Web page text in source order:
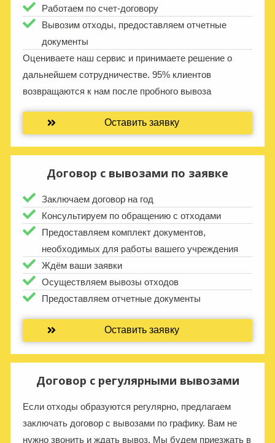
Работаем по счет-договору
Вывозим отходы, предоставляем отчетные
документы
Оцениваете наш сервис и принимаете решение о
дальнейшем сотрудничестве. 95% клиентов
возвращаются к нам после пробного вывоза
Оставить заявку
Договор с вывозами по заявке
Заключаем договор на год
Консультируем по обращению с отходами
Предоставляем комплект документов,
необходимых для работы вашего учреждения
Ждём ваши заявки
Осуществляем вывозы отходов
Предоставляем отчетные документы
Оставить заявку
Договор с регулярными вывозами
Если отходы образуются регулярно, предлагаем
заключать договор с вывозами по графику. Вам не
нужно звонить и ждать вывоз. Мы будем приезжать в